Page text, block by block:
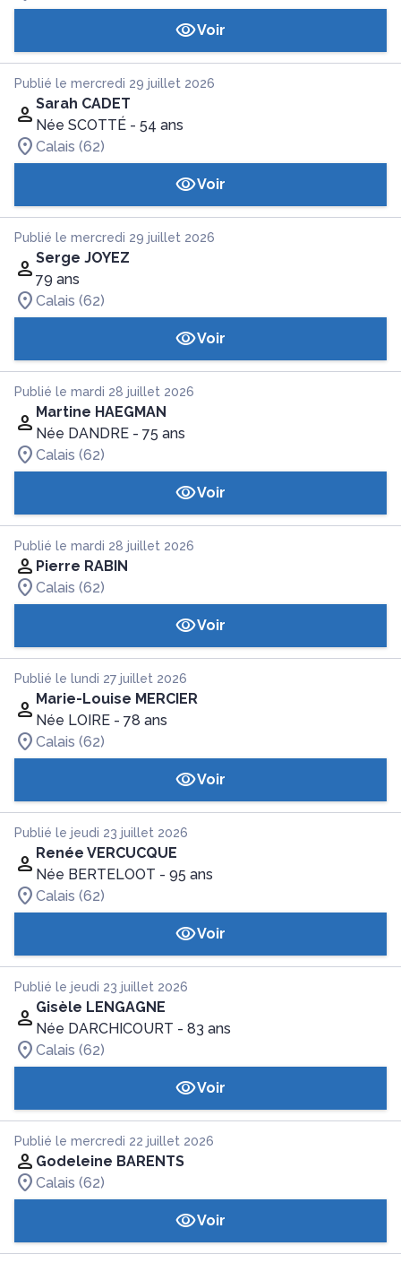
Voir
Publié le mercredi 29 juillet 2026
Sarah CADET
Née SCOTTÉ - 54 ans
Calais (62)
Voir
Publié le mercredi 29 juillet 2026
Serge JOYEZ
79 ans
Calais (62)
Voir
Publié le mardi 28 juillet 2026
Martine HAEGMAN
Née DANDRE - 75 ans
Calais (62)
Voir
Publié le mardi 28 juillet 2026
Pierre RABIN
Calais (62)
Voir
Publié le lundi 27 juillet 2026
Marie-Louise MERCIER
Née LOIRE - 78 ans
Calais (62)
Voir
Publié le jeudi 23 juillet 2026
Renée VERCUCQUE
Née BERTELOOT - 95 ans
Calais (62)
Voir
Publié le jeudi 23 juillet 2026
Gisèle LENGAGNE
Née DARCHICOURT - 83 ans
Calais (62)
Voir
Publié le mercredi 22 juillet 2026
Godeleine BARENTS
Calais (62)
Voir